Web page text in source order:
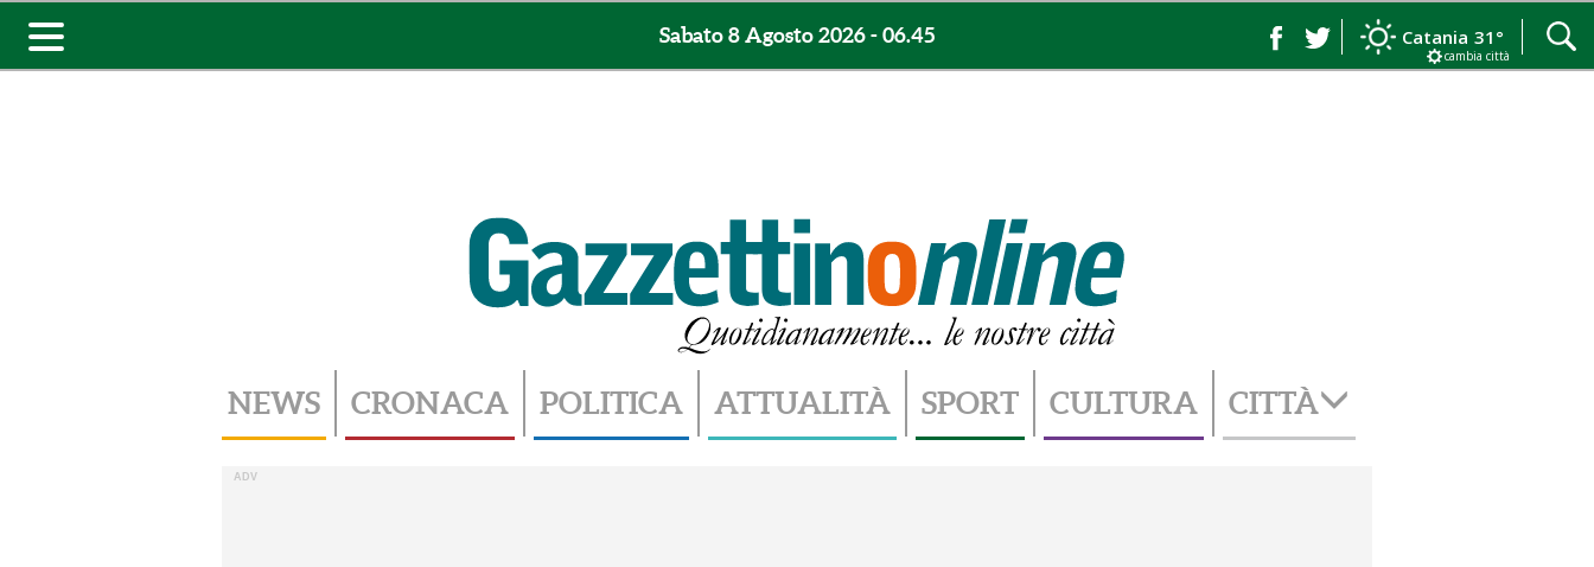
Toggle
navigation
Sabato 8 Agosto 2026 - 06.45 Catania 31°
cambia città
NEWS CRONACA POLITICA ATTUALITÀ SPORT CULTURA CITTÀ